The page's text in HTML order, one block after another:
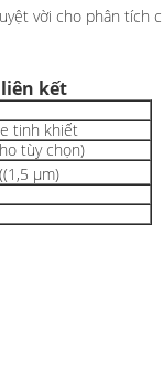
vời cho phân tích
kết
tinh khiết
tùy chọn)
μm)